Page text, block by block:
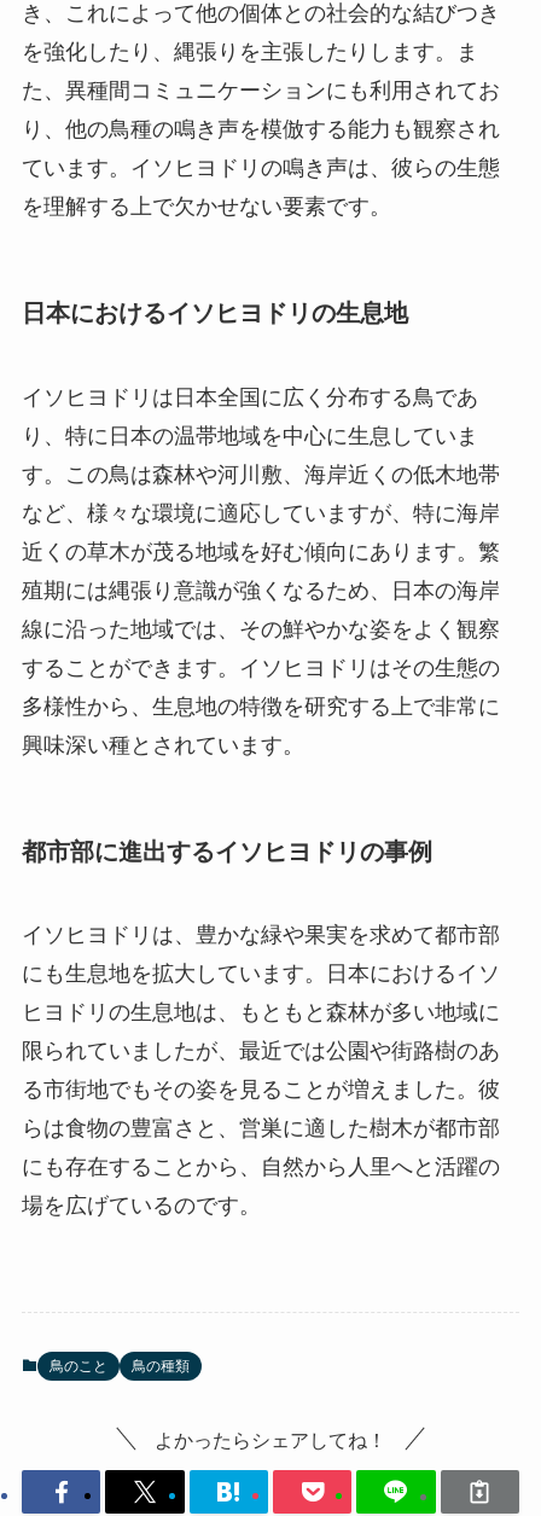
き、これによって他の個体との社会的な結びつき
を強化したり、縄張りを主張したりします。ま
た、異種間コミュニケーションにも利用されてお
り、他の鳥種の鳴き声を模倣する能力も観察され
ています。イソヒヨドリの鳴き声は、彼らの生態
を理解する上で欠かせない要素です。
日本におけるイソヒヨドリの生息地
イソヒヨドリは日本全国に広く分布する鳥であ
り、特に日本の温帯地域を中心に生息していま
す。この鳥は森林や河川敷、海岸近くの低木地帯
など、様々な環境に適応していますが、特に海岸
近くの草木が茂る地域を好む傾向にあります。繁
殖期には縄張り意識が強くなるため、日本の海岸
線に沿った地域では、その鮮やかな姿をよく観察
することができます。イソヒヨドリはその生態の
多様性から、生息地の特徴を研究する上で非常に
興味深い種とされています。
都市部に進出するイソヒヨドリの事例
イソヒヨドリは、豊かな緑や果実を求めて都市部
にも生息地を拡大しています。日本におけるイソ
ヒヨドリの生息地は、もともと森林が多い地域に
限られていましたが、最近では公園や街路樹のあ
る市街地でもその姿を見ることが増えました。彼
らは食物の豊富さと、営巣に適した樹木が都市部
にも存在することから、自然から人里へと活躍の
場を広げているのです。
鳥のこと 鳥の種類
よかったらシェアしてね！